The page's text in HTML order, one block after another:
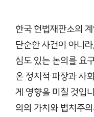
한국 헌법재판소의
단순한 사건이 아니
심도 있는 논의를 요
온 정치적 파장과 사
게 영향을 미칠 것입
의의 가치와 법치주